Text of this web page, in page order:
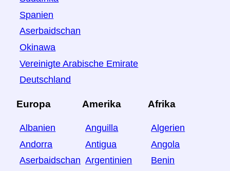
Spanien
Aserbaidschan
Okinawa
Vereinigte Arabische Emirate
Deutschland
Europa
Albanien
Andorra
Aserbaidschan
Amerika
Anguilla
Antigua
Argentinien
Afrika
Algerien
Angola
Benin